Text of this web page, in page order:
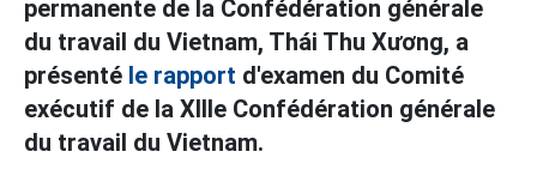
permanente de la Confédération générale
du travail du Vietnam, Thái Thu Xương, a
présenté le rapport d'examen du Comité
exécutif de la XIIIe Confédération générale
du travail du Vietnam.